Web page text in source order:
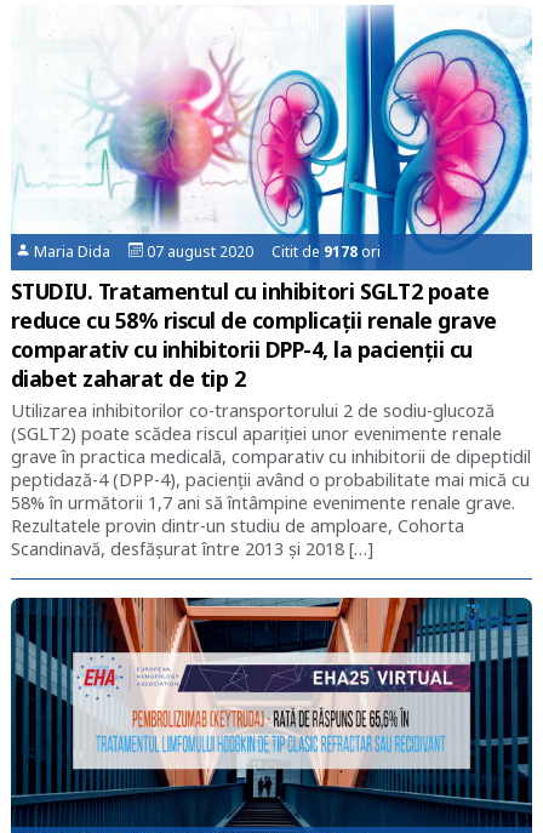
Maria Dida 07 august 2020 Citit de 9178ori
STUDIU. Tratamentul cu inhibitori SGLT2 poate
reduce cu 58% riscul de complicații renale grave
comparativ cu inhibitorii DPP-4, la pacienții cu
diabet zaharat de tip 2
Utilizarea inhibitorilor co-transportorului 2 de sodiu-glucoză
(SGLT2) poate scădea riscul apariției unor evenimente renale
grave în practica medicală, comparativ cu inhibitorii de dipeptidil
peptidază-4 (DPP-4), pacienții având o probabilitate mai mică cu
58% în următorii 1,7 ani să întâmpine evenimente renale grave.
Rezultatele provin dintr-un studiu de amploare, Cohorta
Scandinavă, desfășurat între 2013 și 2018 […]